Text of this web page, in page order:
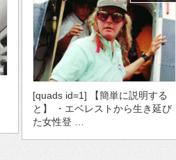
[quads id=1] 【簡単に説明する
と】 ・エベレストから生き延び
た女性登 …